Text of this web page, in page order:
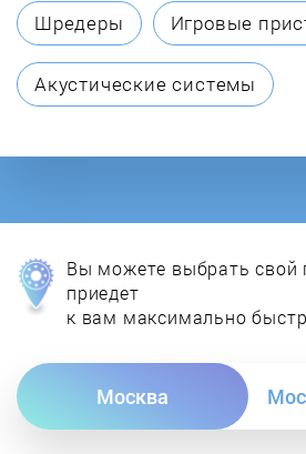
Defro
DON
Ecoflam
Electrolux
Шредеры Игровые
Акустические системы
Вы можете выбрать свой
приедет
к вам максимально
Москва